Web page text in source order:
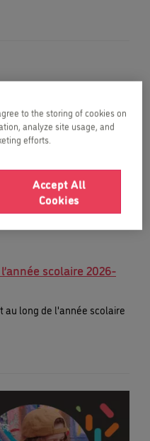
scolaire 2026-
au long de l'année scolaire
to the storing of cookies on
analyze site usage, and
efforts.
Accept All
Cookies